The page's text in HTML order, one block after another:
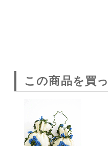
この商品を買